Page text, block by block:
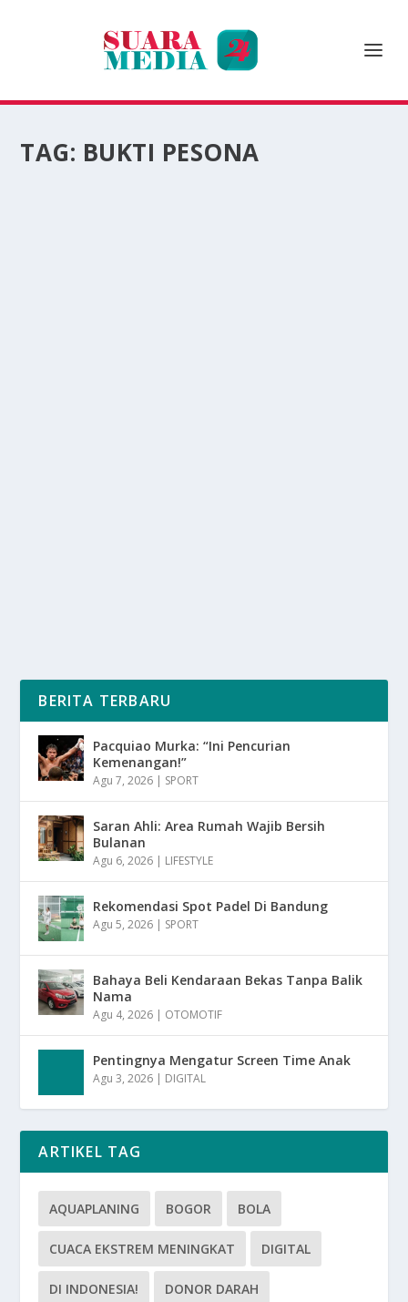
TAG: BUKTI PESONA
BERITA TERBARU
Pacquiao Murka: “Ini Pencurian
Kemenangan!”
Agu 7, 2026 | SPORT
Saran Ahli: Area Rumah Wajib Bersih
Bulanan
Agu 6, 2026 | LIFESTYLE
Rekomendasi Spot Padel Di Bandung
Agu 5, 2026 | SPORT
Bahaya Beli Kendaraan Bekas Tanpa Balik
Nama
Agu 4, 2026 | OTOMOTIF
Pentingnya Mengatur Screen Time Anak
Agu 3, 2026 | DIGITAL
ARTIKEL TAG
AQUAPLANING BOGOR BOLA
CUACA EKSTREM MENINGKAT DIGITAL
DI INDONESIA! DONOR DARAH